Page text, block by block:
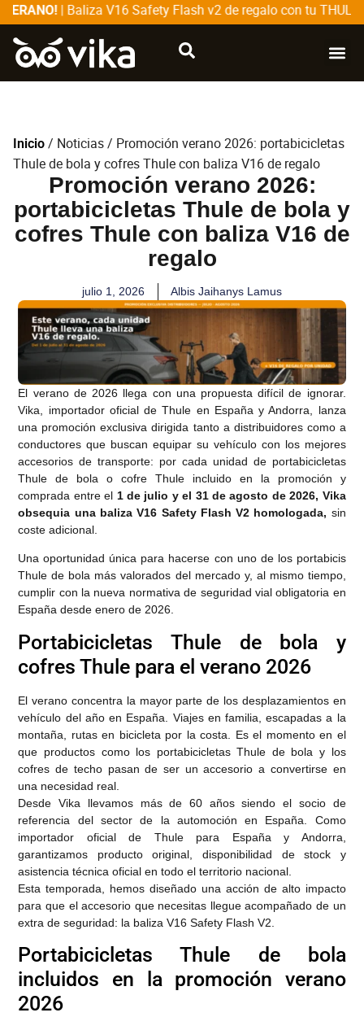
| Baliza V16 Safety Flash v2 de regalo con tu THULE |
Inicio / Noticias/ Promoción verano 2026: portabicicletas
Thule de bola y cofres Thule con baliza V16 de regalo
Promoción verano 2026:
portabicicletas Thule de bola y
cofres Thule con baliza V16 de
regalo
julio 1, 2026 Albis Jaihanys Lamus
El verano de 2026 llega con una propuesta difícil de ignorar.
Vika, importador oficial de Thule en España y Andorra, lanza
una promoción exclusiva dirigida tanto a distribuidores como a
conductores que buscan equipar su vehículo con los mejores
accesorios de transporte: por cada unidad de portabicicletas
Thule de bola o cofre Thule incluido en la promoción y
comprada entre el 1 de julio y el 31 de agosto de 2026, Vika
obsequia una baliza V16 Safety Flash V2 homologada, sin
coste adicional.
Una oportunidad única para hacerse con uno de los portabicis
Thule de bola más valorados del mercado y, al mismo tiempo,
cumplir con la nueva normativa de seguridad vial obligatoria en
España desde enero de 2026.
Portabicicletas Thule de bola y
cofres Thule para el verano 2026
El verano concentra la mayor parte de los desplazamientos en
vehículo del año en España. Viajes en familia, escapadas a la
montaña, rutas en bicicleta por la costa. Es el momento en el
que productos como los portabicicletas Thule de bola y los
cofres de techo pasan de ser un accesorio a convertirse en
una necesidad real.
Desde Vika llevamos más de 60 años siendo el socio de
referencia del sector de la automoción en España. Como
importador oficial de Thule para España y Andorra,
garantizamos producto original, disponibilidad de stock y
asistencia técnica oficial en todo el territorio nacional.
Esta temporada, hemos diseñado una acción de alto impacto
para que el accesorio que necesitas llegue acompañado de un
extra de seguridad: la baliza V16 Safety Flash V2.
Portabicicletas Thule de bola
incluidos en la promoción verano
2026